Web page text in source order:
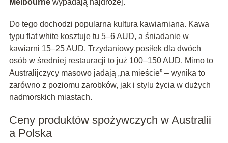
Do tego dochodzi popularna kultura kawiarniana. Kawa
typu flat white kosztuje tu 5–6 AUD, a śniadanie w
kawiarni 15–25 AUD. Trzydaniowy posiłek dla dwóch
osób w średniej restauracji to już 100–150 AUD. Mimo to
Australijczycy masowo jadają „na mieście” – wynika to
zarówno z poziomu zarobków, jak i stylu życia w dużych
nadmorskich miastach.
Ceny produktów spożywczych w Australii
a Polska